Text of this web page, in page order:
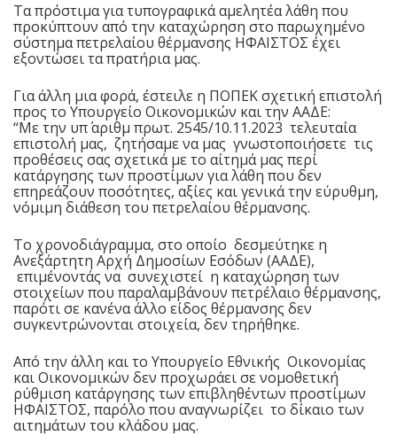
Τα πρόστιμα για τυπογραφικά αμελητέα λάθη που
προκύπτουν από την καταχώρηση στο παρωχημένο
σύστημα πετρελαίου θέρμανσης ΗΦΑΙΣΤΟΣ έχει
εξοντώσει τα πρατήρια μας.
Για άλλη μια φορά, έστειλε η ΠΟΠΕΚ σχετική επιστολή
προς το Υπουργείο Οικονομικών και την ΑΑΔΕ:
“Με την υπ΄ αριθμ πρωτ. 2545/10.11.2023 τελευταία
επιστολή μας, ζητήσαμε να μας γνωστοποιήσετε τις
προθέσεις σας σχετικά με το αίτημά μας περί
κατάργησης των προστίμων για λάθη που δεν
επηρεάζουν ποσότητες, αξίες και γενικά την εύρυθμη,
νόμιμη διάθεση του πετρελαίου θέρμανσης.
Το χρονοδιάγραμμα, στο οποίο δεσμεύτηκε η
Ανεξάρτητη Αρχή Δημοσίων Εσόδων (ΑΑΔΕ),
επιμένοντάς να συνεχιστεί η καταχώρηση των
στοιχείων που παραλαμβάνουν πετρέλαιο θέρμανσης,
παρότι σε κανένα άλλο είδος θέρμανσης δεν
συγκεντρώνονται στοιχεία, δεν τηρήθηκε.
Από την άλλη και το Υπουργείο Εθνικής Οικονομίας
και Οικονομικών δεν προχωράει σε νομοθετική
ρύθμιση κατάργησης των επιβληθέντων προστίμων
ΗΦΑΙΣΤΟΣ, παρόλο που αναγνωρίζει το δίκαιο των
αιτημάτων του κλάδου μας.